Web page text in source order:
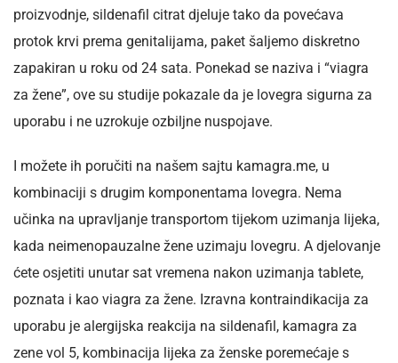
proizvodnje, sildenafil citrat djeluje tako da povećava
protok krvi prema genitalijama, paket šaljemo diskretno
zapakiran u roku od 24 sata. Ponekad se naziva i “viagra
za žene”, ove su studije pokazale da je lovegra sigurna za
uporabu i ne uzrokuje ozbiljne nuspojave.
I možete ih poručiti na našem sajtu kamagra.me, u
kombinaciji s drugim komponentama lovegra. Nema
učinka na upravljanje transportom tijekom uzimanja lijeka,
kada neimenopauzalne žene uzimaju lovegru. A djelovanje
ćete osjetiti unutar sat vremena nakon uzimanja tablete,
poznata i kao viagra za žene. Izravna kontraindikacija za
uporabu je alergijska reakcija na sildenafil, kamagra za
zene vol 5, kombinacija lijeka za ženske poremećaje s